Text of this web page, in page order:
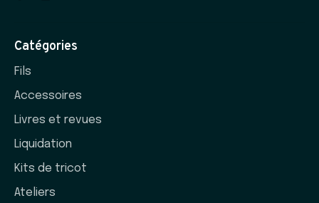
Catégories
Fils
Accessoires
Livres et revues
Liquidation
Kits de tricot
Ateliers